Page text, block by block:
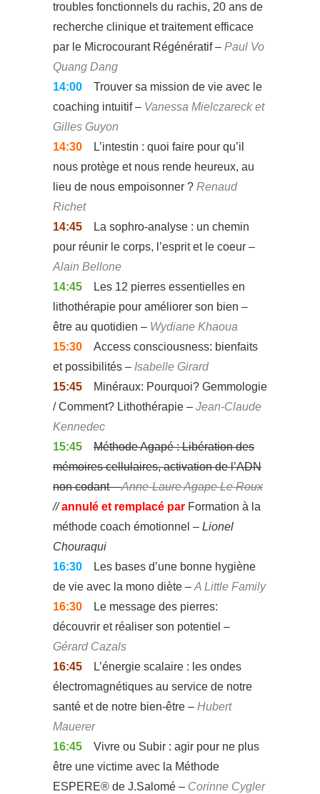
troubles fonctionnels du rachis, 20 ans de
recherche clinique et traitement efficace
par le Microcourant Régénératif – Paul Vo
Quang Dang
14:00
Trouver sa mission de vie avec le
coaching intuitif – Vanessa Mielczareck et
Gilles Guyon
14:30
L’intestin : quoi faire pour qu’il
nous protège et nous rende heureux, au
lieu de nous empoisonner ? Renaud
Richet
14:45
La sophro-analyse : un chemin
pour réunir le corps, l’esprit et le coeur –
Alain Bellone
14:45
Les 12 pierres essentielles en
lithothérapie pour améliorer son bien –
être au quotidien – Wydiane Khaoua
15:30
Access consciousness: bienfaits
et possibilités – Isabelle Girard
15:45
Minéraux: Pourquoi? Gemmologie
/ Comment? Lithothérapie – Jean-Claude
Kennedec
15:45
Méthode Agapé : Libération des
mémoires cellulaires, activation de l’ADN
non codant –Anne-Laure Agape Le Roux
// annulé et remplacé par Formation à la
méthode coach émotionnel – Lionel
Chouraqui
16:30
Les bases d’une bonne hygiène
de vie avec la mono diète – A Little Family
16:30
Le message des pierres:
découvrir et réaliser son potentiel –
Gérard Cazals
16:45
L’énergie scalaire : les ondes
électromagnétiques au service de notre
santé et de notre bien-être – Hubert
Mauerer
16:45
Vivre ou Subir : agir pour ne plus
être une victime avec la Méthode
ESPERE® de J.Salomé – Corinne Cygler